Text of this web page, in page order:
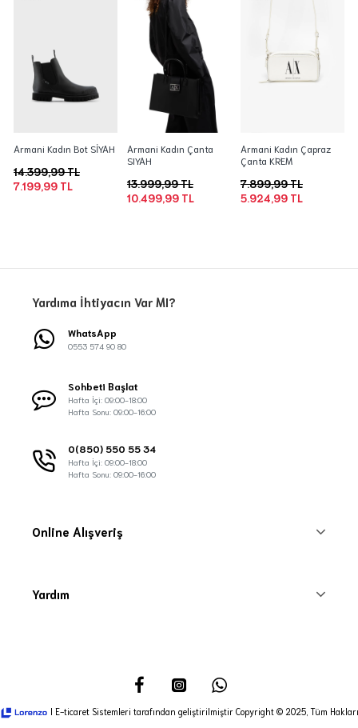
Armani Kadın Bot SİYAH
7.199,99 TL
14.399,99 TL
Armani Kadın Çanta
SIYAH
10.499,99 TL
13.999,99 TL
Armani Kadın Çapraz
Çanta KREM
5.924,99 TL
7.899,99 TL
Yardıma İhtiyacın Var MI?
WhatsApp
0553 574 90 80
Sohbeti Başlat
Hafta İçi: 09:00-18:00
Hafta Sonu: 09:00-16:00
0(850) 550 55 34
Hafta İçi: 09:00-18:00
Hafta Sonu: 09:00-16:00
Online Alışveriş
Yardım
I E-ticaret Sistemleri tarafından geliştirilmiştir Copyright © 2025, Tüm Hakları